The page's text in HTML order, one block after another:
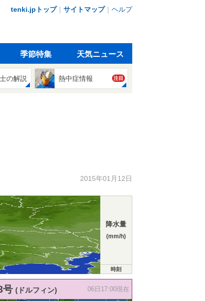
tenki.jpトップ｜ サイトマップ｜ ヘルプ
季節特集 天気ニュース
の解説 熱中症情報 注目
2015年01月12日
降水量
(mm/h)
時刻
号 (ドルフィン) 06日17:00現在